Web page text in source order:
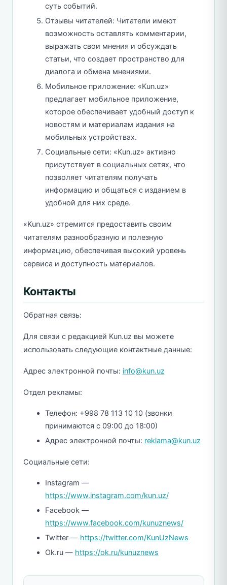
суть событий.
Отзывы читателей: Читатели имеют
возможность оставлять комментарии,
выражать свои мнения и обсуждать
статьи, что создает пространство для
диалога и обмена мнениями.
Мобильное приложение: «Kun.uz»
предлагает мобильное приложение,
которое обеспечивает удобный доступ к
новостям и материалам издания на
мобильных устройствах.
Социальные сети: «Kun.uz» активно
присутствует в социальных сетях, что
позволяет читателям получать
информацию и общаться с изданием в
удобной для них среде.
«Kun.uz» стремится предоставить своим
читателям разнообразную и полезную
информацию, обеспечивая высокий уровень
сервиса и доступность материалов.
Контакты
Обратная связь:
Для связи с редакцией Kun.uz вы можете
использовать следующие контактные данные:
Адрес электронной почты: info@kun.uz
Отдел рекламы:
Телефон: +998 78 113 10 10 (звонки
принимаются с 09:00 до 18:00)
Адрес электронной почты: reklama@kun.uz
Социальные сети:
Instagram —
https://www.instagram.com/kun.uz/
Facebook —
https://www.facebook.com/kunuznews/
Twitter — https://twitter.com/KunUzNews
Ok.ru — https://ok.ru/kunuznews